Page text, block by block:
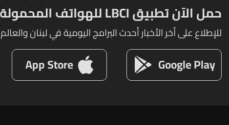
حمل الآن تطبيق LBCI للهواتف المحمولة
للإطلاع على أخر الأخبار أحدث البرامج اليومية في لبنان والعالم
Google Play
App Store